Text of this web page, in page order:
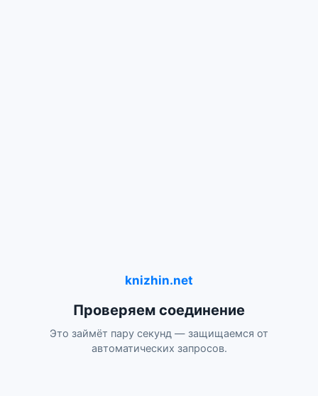
knizhin.net
Проверяем соединение
Это займёт пару секунд — защищаемся от
автоматических запросов.